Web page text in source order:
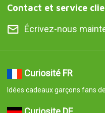
Contact et service
Écrivez-nous
Curiosité FR
Idées cadeaux garçons fans